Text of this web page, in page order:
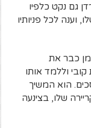
גם נקט כלפיו
וענה לכל פניותיו
כבר את
קובי וללמד אותו
הוא המשיך
שלו, בצינעה